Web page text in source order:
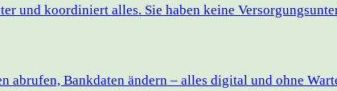
und koordiniert alles. Sie haben keine
abrufen, Bankdaten ändern – alles digital und ohne